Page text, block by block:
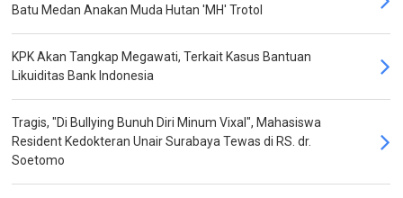
Batu Medan Anakan Muda Hutan 'MH' Trotol
KPK Akan Tangkap Megawati, Terkait Kasus Bantuan
Likuiditas Bank Indonesia
Tragis, "Di Bullying Bunuh Diri Minum Vixal", Mahasiswa
Resident Kedokteran Unair Surabaya Tewas di RS. dr.
Soetomo